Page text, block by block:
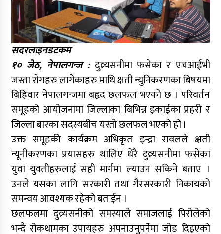
सदरलाइनडटकम
१० जेठ, नेपालगन्ज :दुव्र्यसनीमा फसेका र एचआईभी
जस्ता रोगहरु लागेकाहरु माथि क्षती न्युनिकरणका बिषयमा
बिहिवार नेपालगन्जमा बहृद छलफल भएको छ । परिवर्तन
समूहको आयोजनामा जिल्लाका बिभिन्न इकाईका प्रहरी र
जिल्ला बारका सदस्यबीच यस्तो छलफल भएको हो ।
उक्त समूहकी कार्यक्रम अधिकृत इन्द्रा रावलले क्षती
न्यूनीकरणका प्रयासहरु थालिए धेरै दुव्र्यसनीमा फसेका
युवा युवतीहरुलाई सही मार्गमा ल्याउन सकिने बताए ।
उनले यसका लागि सरकारी तथा गैरसरकारी निकायको
समन्वय आवश्यक रहेको बताईन ।
छलफलमा दुव्र्यसनीको समस्याले समाजलाई पिरोलेको
भन्दै रोकथामका उपायहरु अपनाउनुपर्नेमा जोड दिइएको